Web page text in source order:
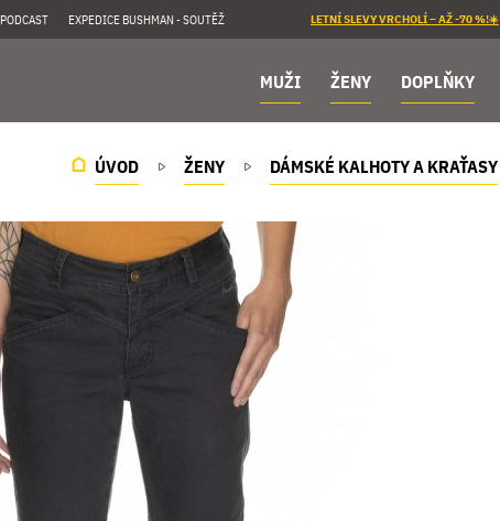
PODCAST EXPEDICE BUSHMAN - SOUTĚŽ LETNÍ SLEVY VRCHOLÍ – AŽ -70 %!☀️
MUŽI ŽENY DOPLŇKY
ÚVOD ŽENY DÁMSKÉ KALHOTY A KRAŤASY